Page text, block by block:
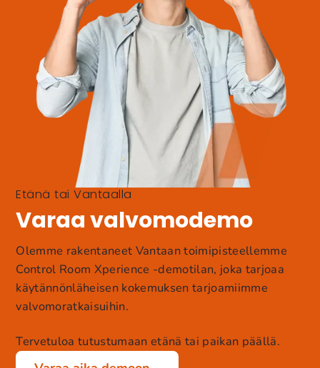
Etänä tai Vantaalla
Varaa valvomodemo
Olemme rakentaneet Vantaan toimipisteellemme
Control Room Xperience -demotilan, joka tarjoaa
käytännönläheisen kokemuksen tarjoamiimme
valvomoratkaisuihin.
Tervetuloa tutustumaan etänä tai paikan päällä.